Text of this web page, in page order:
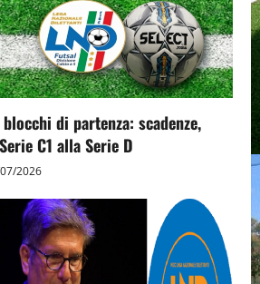
di partenza: scadenze,
C1 alla Serie D
2026